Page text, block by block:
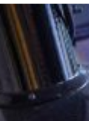
Tech Partners